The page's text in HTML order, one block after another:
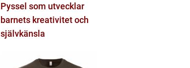
Pyssel som utvecklar
barnets kreativitet och
självkänsla